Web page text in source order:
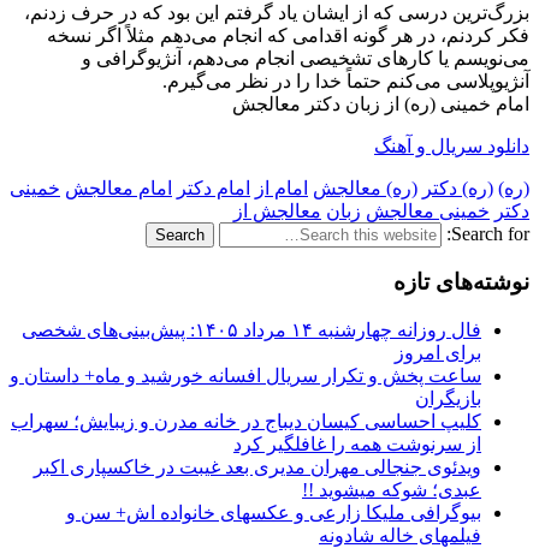
بزرگ‌ترین درسی که از ایشان یاد گرفتم این بود که در حرف زدنم،
فکر کردنم، در هر گونه اقدامی که انجام می‌دهم مثلاً اگر نسخه
می‌نویسم یا کارهای تشخیصی انجام می‌دهم، آنژیوگرافی و
آنژیوپلاسی می‌کنم حتماً خدا را در نظر می‌گیرم.
امام خمینی (ره) از زبان دکتر معالجش
دانلود سریال و آهنگ
(ره) (ره) دکتر (ره) معالجش امام از امام دکتر امام معالجش خمینی
دکتر خمینی معالجش زبان معالجش از
Search for:
نوشته‌های تازه
فال روزانه چهارشنبه ۱۴ مرداد ۱۴۰۵: پیش‌بینی‌های شخصی
برای امروز
ساعت پخش و تکرار سریال افسانه خورشید و ماه+ داستان و
بازیگران
کلیپ احساسی کیسان دیباج در خانه مدرن و زیبایش؛ سهراب
از سرنوشت همه را غافلگیر کرد
ویدئوی جنجالی مهران مدیری بعد غیبت در خاکسپاری اکبر
عبدی؛ شوکه میشوید !!
بیوگرافی ملیکا زارعی و عکسهای خانواده اش+ سن و
فیلمهای خاله شادونه